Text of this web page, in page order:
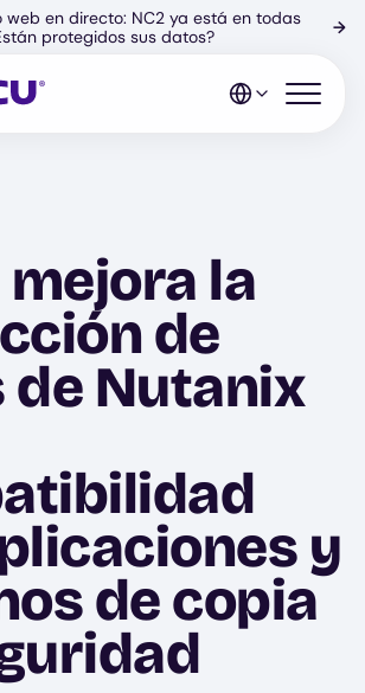
web en directo: NC2 ya está en todas
protegidos sus datos?
→
Abrir el
mejora la
de
de Nutanix
y
de copia